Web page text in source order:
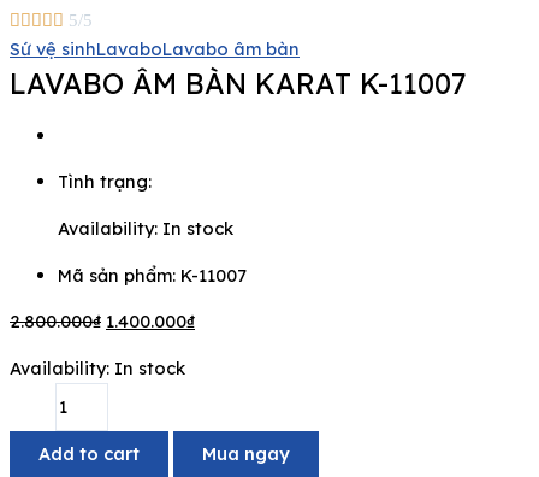
     5/5
Sứ vệ sinhLavaboLavabo âm bàn
LAVABO ÂM BÀN KARAT K-11007
Tình trạng:
Availability: In stock
Mã sản phẩm: K-11007
2.800.000₫ 1.400.000₫
Availability: In stock
Add to cart
Mua ngay